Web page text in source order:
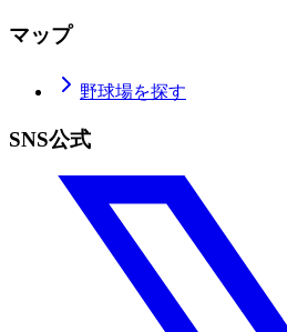
マップ
野球場を探す
SNS公式